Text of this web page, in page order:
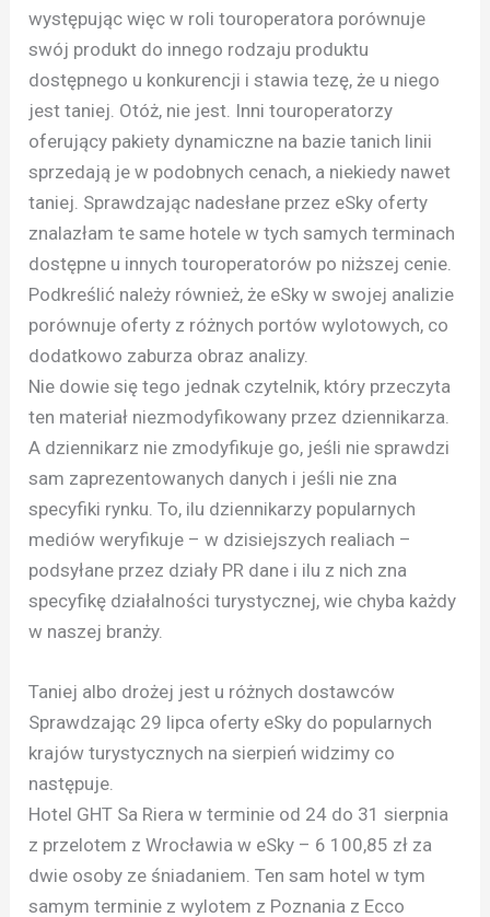
występując więc w roli touroperatora porównuje
swój produkt do innego rodzaju produktu
dostępnego u konkurencji i stawia tezę, że u niego
jest taniej. Otóż, nie jest. Inni touroperatorzy
oferujący pakiety dynamiczne na bazie tanich linii
sprzedają je w podobnych cenach, a niekiedy nawet
taniej. Sprawdzając nadesłane przez eSky oferty
znalazłam te same hotele w tych samych terminach
dostępne u innych touroperatorów po niższej cenie.
Podkreślić należy również, że eSky w swojej analizie
porównuje oferty z różnych portów wylotowych, co
dodatkowo zaburza obraz analizy.
Nie dowie się tego jednak czytelnik, który przeczyta
ten materiał niezmodyfikowany przez dziennikarza.
A dziennikarz nie zmodyfikuje go, jeśli nie sprawdzi
sam zaprezentowanych danych i jeśli nie zna
specyfiki rynku. To, ilu dziennikarzy popularnych
mediów weryfikuje – w dzisiejszych realiach –
podsyłane przez działy PR dane i ilu z nich zna
specyfikę działalności turystycznej, wie chyba każdy
w naszej branży.
Taniej albo drożej jest u różnych dostawców
Sprawdzając 29 lipca oferty eSky do popularnych
krajów turystycznych na sierpień widzimy co
następuje.
Hotel GHT Sa Riera w terminie od 24 do 31 sierpnia
z przelotem z Wrocławia w eSky – 6 100,85 zł za
dwie osoby ze śniadaniem. Ten sam hotel w tym
samym terminie z wylotem z Poznania z Ecco